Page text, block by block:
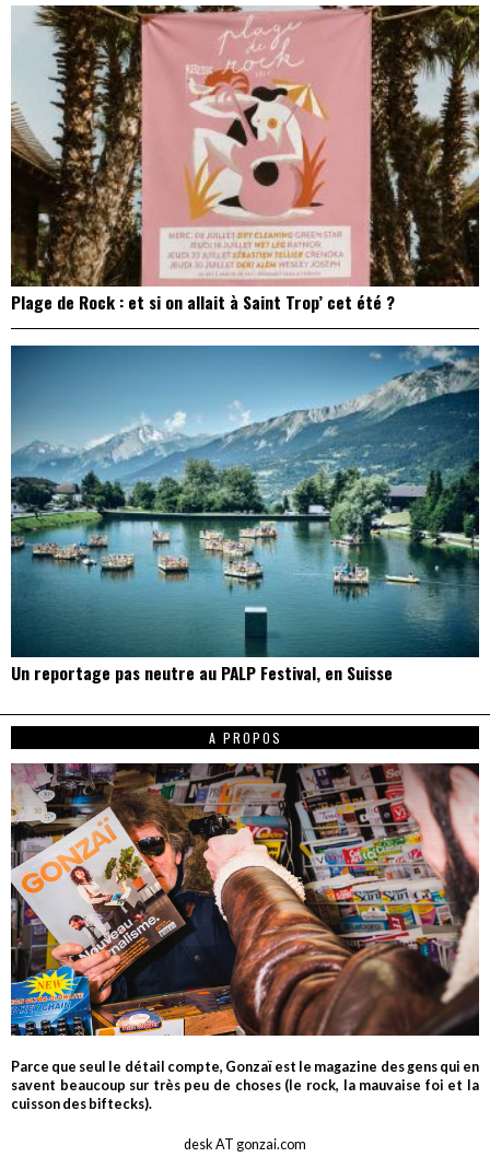
Plage de Rock : et si on allait à Saint Trop’ cet été ?
Un reportage pas neutre au PALP Festival, en Suisse
A PROPOS
Parce que seul le détail compte, Gonzaï est le magazine des gens qui en
savent beaucoup sur très peu de choses (le rock, la mauvaise foi et la
cuisson des biftecks).
desk AT gonzai.com